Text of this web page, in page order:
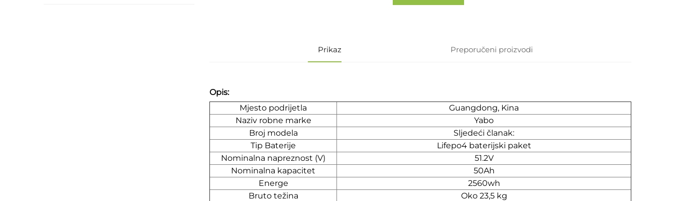
Prikaz Preporučeni proizvodi
Opis:
Mjesto podrijetla
Guangdong, Kina
Naziv robne marke
Yabo
Broj modela
Sljedeći članak:
Tip Baterije
Lifepo4 baterijski paket
Nominalna napreznost (V)
51.2V
Nominalna kapacitet
50Ah
Energe
2560wh
Bruto težina
Oko 23,5 kg